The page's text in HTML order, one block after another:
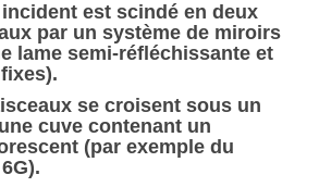
est scindé en deux
par un système de miroirs
lame semi-réfléchissante et
se croisent sous un
cuve contenant un
(par exemple du